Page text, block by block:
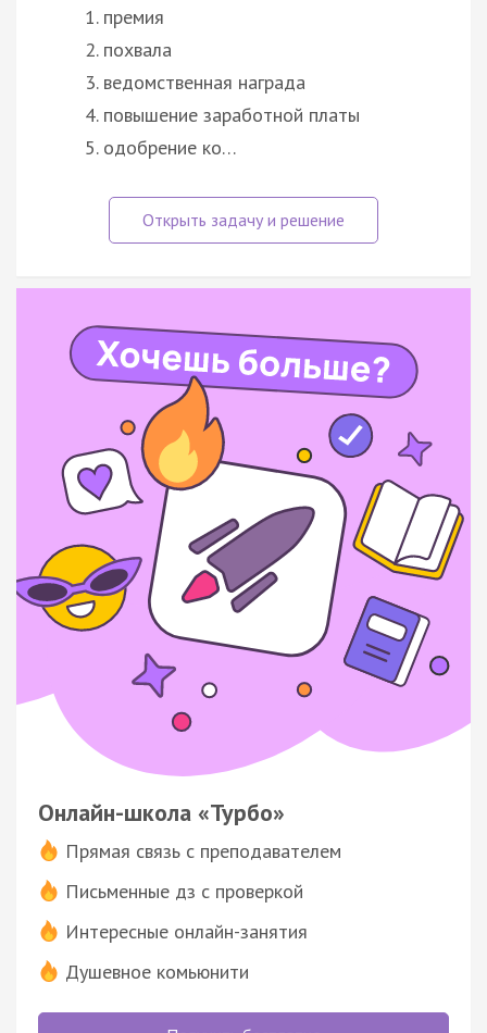
премия
похвала
ведомственная награда
повышение заработной платы
одобрение ко…
Онлайн-школа «Турбо»
Прямая связь с преподавателем
Письменные дз с проверкой
Интересные онлайн-занятия
Душевное комьюнити